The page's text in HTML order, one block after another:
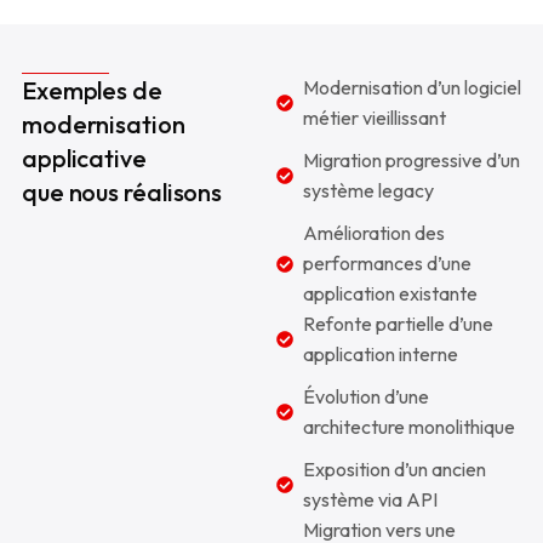
Exemples de
modernisation
applicative
que nous réalisons
Modernisation d’un logiciel
métier vieillissant
Migration progressive d’un
système legacy
Amélioration des
performances d’une
application existante
Refonte partielle d’une
application interne
Évolution d’une
architecture monolithique
Exposition d’un ancien
système via API
Migration vers une